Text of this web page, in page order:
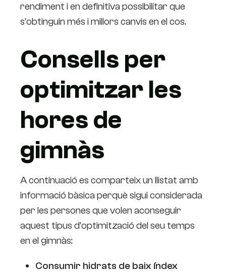
rendiment i en definitiva possibilitar que
s’obtinguin més i millors canvis en el cos.
Consells per
optimitzar les
hores de
gimnàs
A continuació es comparteix un llistat amb
informació bàsica perquè sigui considerada
per les persones que volen aconseguir
aquest tipus d’optimització del seu temps
en el gimnàs:
Consumir hidrats de baix índex